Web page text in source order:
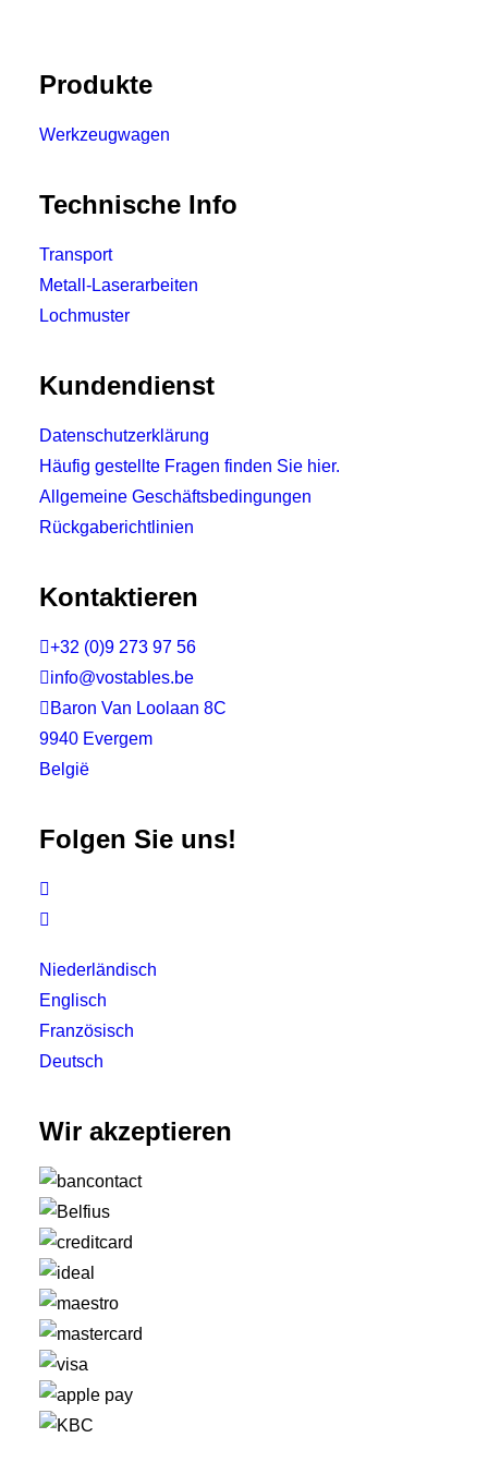
Produkte
Werkzeugwagen
Technische Info
Transport
Metall-Laserarbeiten
Lochmuster
Kundendienst
Datenschutzerklärung
Häufig gestellte Fragen finden Sie hier.
Allgemeine Geschäftsbedingungen
Rückgaberichtlinien
Kontaktieren
+32 (0)9 273 97 56
info@vostables.be
 Baron Van Loolaan 8C
9940 Evergem
België
Folgen Sie uns!


Niederländisch
Englisch
Französisch
Deutsch
Wir akzeptieren